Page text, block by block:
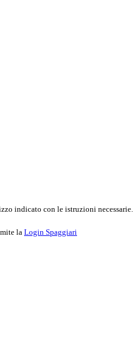
indicato con le istruzioni necessarie.
la Login Spaggiari